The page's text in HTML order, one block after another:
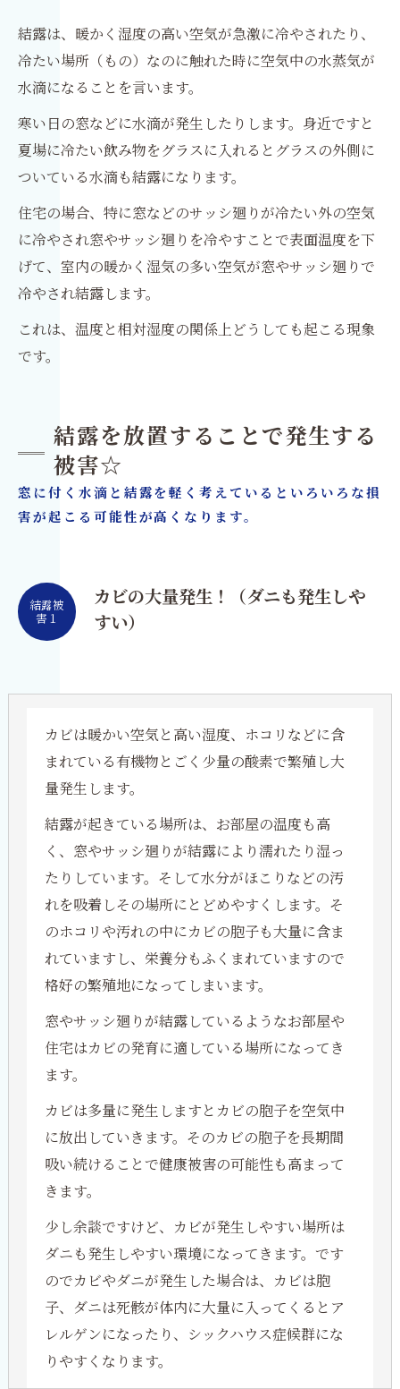
結露は、暖かく湿度の高い空気が急激に冷やされたり、
冷たい場所（もの）なのに触れた時に空気中の水蒸気が
水滴になることを言います。
寒い日の窓などに水滴が発生したりします。身近ですと
夏場に冷たい飲み物をグラスに入れるとグラスの外側に
ついている水滴も結露になります。
住宅の場合、特に窓などのサッシ廻りが冷たい外の空気
に冷やされ窓やサッシ廻りを冷やすことで表面温度を下
げて、室内の暖かく湿気の多い空気が窓やサッシ廻りで
冷やされ結露します。
これは、温度と相対湿度の関係上どうしても起こる現象
です。
結露を放置することで発生する
被害☆
窓に付く水滴と結露を軽く考えているといろいろな損
害が起こる可能性が高くなります。
カビの大量発生！（ダニも発生しや
すい）
結露被
害１
カビは暖かい空気と高い湿度、ホコリなどに含
まれている有機物とごく少量の酸素で繁殖し大
量発生します。
結露が起きている場所は、お部屋の温度も高
く、窓やサッシ廻りが結露により濡れたり湿っ
たりしています。そして水分がほこりなどの汚
れを吸着しその場所にとどめやすくします。そ
のホコリや汚れの中にカビの胞子も大量に含ま
れていますし、栄養分もふくまれていますので
格好の繁殖地になってしまいます。
窓やサッシ廻りが結露しているようなお部屋や
住宅はカビの発育に適している場所になってき
ます。
カビは多量に発生しますとカビの胞子を空気中
に放出していきます。そのカビの胞子を長期間
吸い続けることで健康被害の可能性も高まって
きます。
少し余談ですけど、カビが発生しやすい場所は
ダニも発生しやすい環境になってきます。です
のでカビやダニが発生した場合は、カビは胞
子、ダニは死骸が体内に大量に入ってくるとア
レルゲンになったり、シックハウス症候群にな
りやすくなります。